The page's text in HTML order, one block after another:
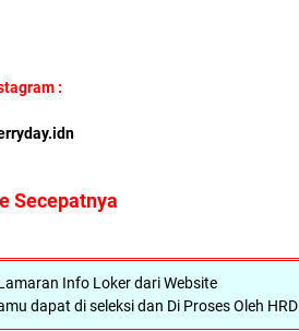
:
Secepatnya
Info Loker dari Website
dapat di seleksi dan Di Proses Oleh HRD